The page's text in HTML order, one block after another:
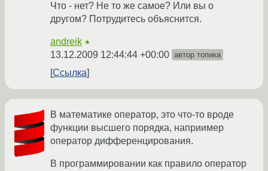
Что - нет? Не то же самое? Или вы о
другом? Потрудитесь объяснится.
andreik ★
13.12.2009 12:44:44 +00:00 автор топика
Ссылка
В математике оператор, это что-то вроде
функции высшего порядка, наприимер
оператор дифференцирования.
В программировании как правило оператор